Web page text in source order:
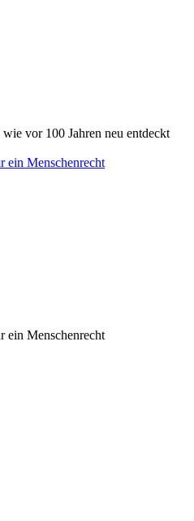
vor 100 Jahren neu entdeckt
ein Menschenrecht
ein Menschenrecht